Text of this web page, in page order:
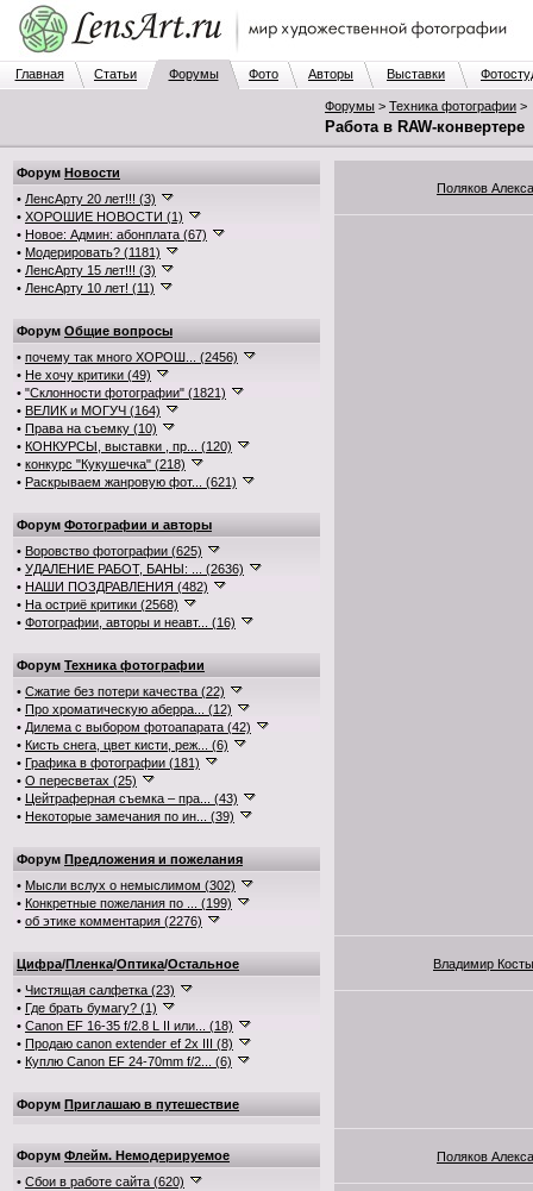
Главная Статьи Форумы Фото Авторы Выставки
Форумы > Техника фотографии >
Работа в RAW-конвертере
Форум Новости
• ЛенсАрту 20 лет!!! (3)
• ХОРОШИЕ НОВОСТИ (1)
• Новое: Админ: абонплата (67)
• Модерировать? (1181)
• ЛенсАрту 15 лет!!! (3)
• ЛенсАрту 10 лет! (11)
Форум Общие вопросы
• почему так много ХОРОШ... (2456)
• Не хочу критики (49)
• "Склонности фотографии" (1821)
• ВЕЛИК и МОГУЧ (164)
• Права на съемку (10)
• КОНКУРСЫ, выставки , пр... (120)
• конкурс "Кукушечка" (218)
• Раскрываем жанровую фот... (621)
Форум Фотографии и авторы
• Воровство фотографии (625)
• УДАЛЕНИЕ РАБОТ, БАНЫ: ... (2636)
• НАШИ ПОЗДРАВЛЕНИЯ (482)
• На остриё критики (2568)
• Фотографии, авторы и неавт... (16)
Форум Техника фотографии
• Сжатие без потери качества (22)
• Про хроматическую аберра... (12)
• Дилема с выбором фотоапарата (42)
• Кисть снега, цвет кисти, реж... (6)
• Графика в фотографии (181)
• О пересветах (25)
• Цейтраферная съемка – пра... (43)
• Некоторые замечания по ин... (39)
Форум Предложения и пожелания
• Мысли вслух о немыслимом (302)
• Конкретные пожелания по ... (199)
• об этике комментария (2276)
Цифра/Пленка/Оптика/Остальное
• Чистящая салфетка (23)
• Где брать бумагу? (1)
• Canon EF 16-35 f/2.8 L II или... (18)
• Продаю canon extender ef 2x III (8)
• Куплю Canon EF 24-70mm f/2... (6)
Форум Приглашаю в путешествие
Форум Флейм. Немодерируемое
• Сбои в работе сайта (620)
Поляков
Владимир
Поляков